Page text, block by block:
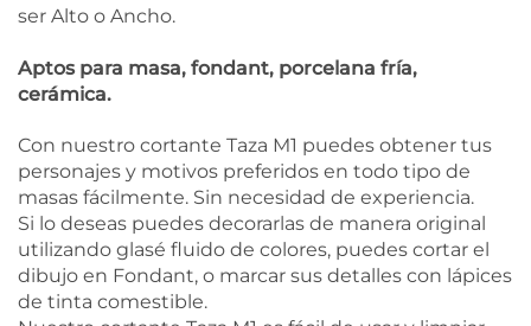
ser Alto o Ancho.
Aptos para masa, fondant, porcelana fría,
cerámica.
Con nuestro cortante Taza M1 puedes obtener tus
personajes y motivos preferidos en todo tipo de
masas fácilmente. Sin necesidad de experiencia.
Si lo deseas puedes decorarlas de manera original
utilizando glasé fluido de colores, puedes cortar el
dibujo en Fondant, o marcar sus detalles con lápices
de tinta comestible.